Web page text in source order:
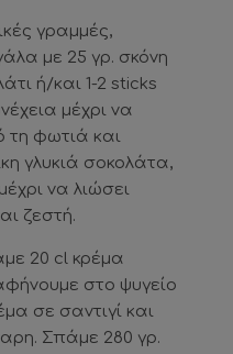
γραμμές,
με 25 γρ. σκόνη
ή/και 1-2 sticks
μέχρι να
τη φωτιά και
γλυκιά σοκολάτα,
να λιώσει
ζεστή.
20 cl κρέμα
στο ψυγείο
σε σαντιγί και
Σπάμε 280 γρ.